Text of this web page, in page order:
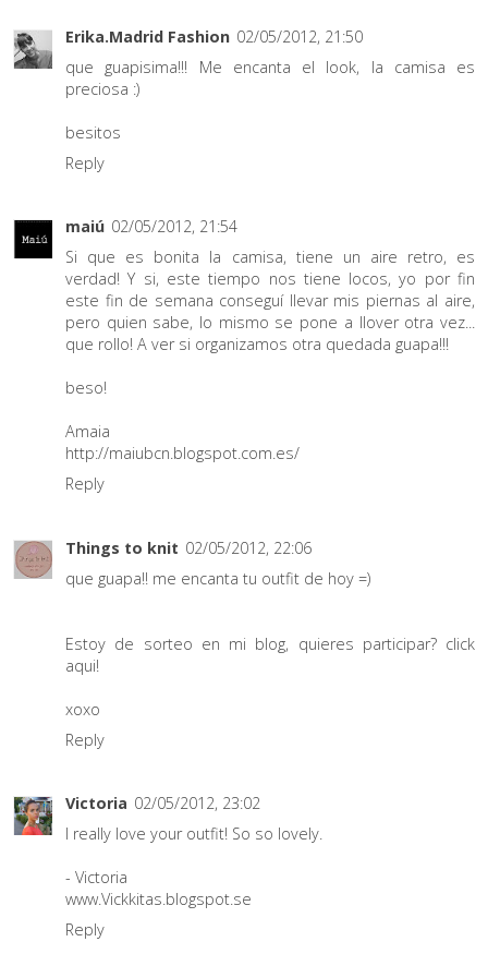
Erika.Madrid Fashion 02/05/2012, 21:50
que guapisima!!! Me encanta el look, la camisa es
preciosa :)
besitos
Reply
maiú 02/05/2012, 21:54
Si que es bonita la camisa, tiene un aire retro, es
verdad! Y si, este tiempo nos tiene locos, yo por fin
este fin de semana conseguí llevar mis piernas al aire,
pero quien sabe, lo mismo se pone a llover otra vez...
que rollo! A ver si organizamos otra quedada guapa!!!
beso!
Amaia
http://maiubcn.blogspot.com.es/
Reply
Things to knit 02/05/2012, 22:06
que guapa!! me encanta tu outfit de hoy =)
Estoy de sorteo en mi blog, quieres participar? click
aqui!
xoxo
Reply
Victoria 02/05/2012, 23:02
I really love your outfit! So so lovely.
- Victoria
www.Vickkitas.blogspot.se
Reply